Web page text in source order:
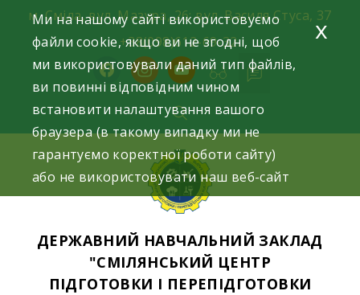
content
м. Сміла, вул. Мазура, 26; вул. Василя Стуса, 37
+38(098)612-69-32.
facebookinstagram
youtube
ДЕРЖАВНИЙ НАВЧАЛЬНИЙ ЗАКЛАД
"СМІЛЯНСЬКИЙ ЦЕНТР
ПІДГОТОВКИ І ПЕРЕПІДГОТОВКИ
Ми на нашому сайті використовуємо
файли cookie, якщо ви не згодні, щоб
ми використовували даний тип файлів,
ви повинні відповідним чином
встановити налаштування вашого
браузера (в такому випадку ми не
гарантуємо коректної роботи сайту)
або не використовувати наш веб-сайт
x